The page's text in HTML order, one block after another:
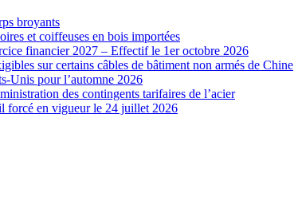
broyants
et coiffeuses en bois importées
financier 2027 – Effectif le 1er octobre 2026
sur certains câbles de bâtiment non armés de Chine
Unis pour l’automne 2026
des contingents tarifaires de l’acier
forcé en vigueur le 24 juillet 2026